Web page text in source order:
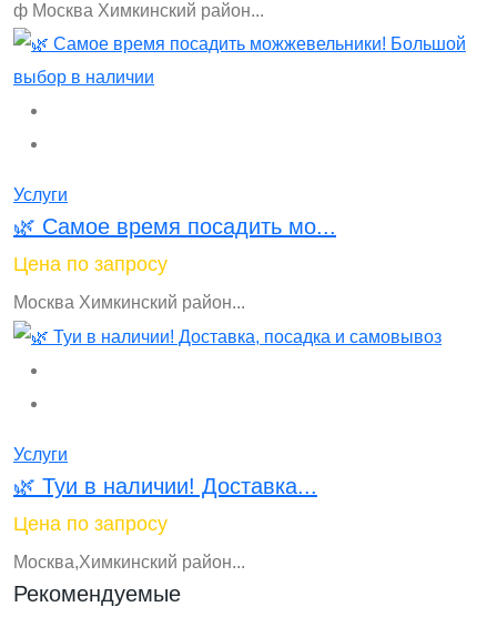
ф Москва Химкинский район...
Услуги
🌿 Самое время посадить мо...
Цена по запросу
Москва Химкинский район...
Услуги
🌿 Туи в наличии! Доставка...
Цена по запросу
Москва,Химкинский район...
Рекомендуемые